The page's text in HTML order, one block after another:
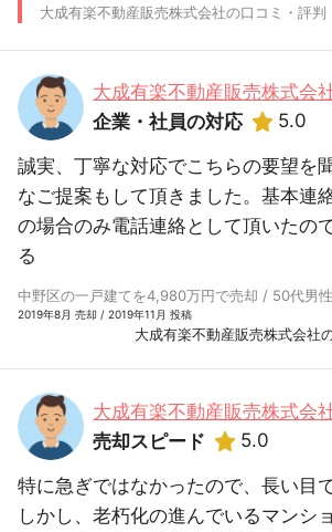
大成有楽不動産販売株式会社の口コミ・評判
大成有楽不動産販売株式会
企業・社員の対応
5.0
誠実、丁寧な対応でこちらの要望を
なご提案もして頂きました。基本連
の場合のみ電話連絡として頂いたの
る
中野区の一戸建てを4,980万円で売却 / 50代男性
2019年8月 売却 / 2019年11月 投稿
大成有楽不動産販売株式会社
大成有楽不動産販売株式会
売却スピード
5.0
特に急ぎではなかったので、長い目
しかし、老朽化の進んでいるマンシ